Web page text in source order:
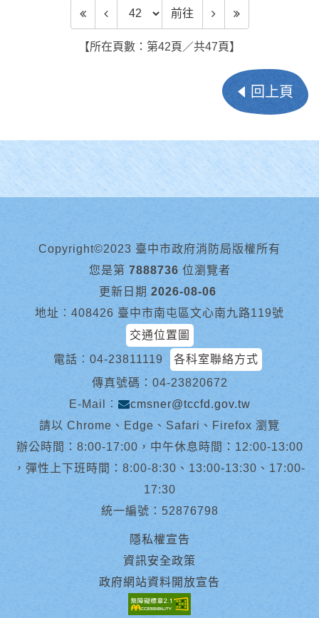
前往頁數 前往
【所在頁數：第42頁／共47頁】
回上頁
Copyright©2023 臺中市政府消防局版權所有
您是第 7888736 位瀏覽者
更新日期 2026-08-06
地址︰408426 臺中市南屯區文心南九路119號
交通位置圖
電話︰ 04-23811119
各科室聯絡方式
傳真號碼：04-23820672
E-Mail︰
cmsner@tccfd.gov.tw
請以 Chrome、Edge、Safari、Firefox 瀏覽
辦公時間：8:00-17:00，中午休息時間：12:00-13:00
，彈性上下班時間：8:00-8:30、13:00-13:30、17:00-
17:30
統一編號：52876798
隱私權宣告
資訊安全政策
政府網站資料開放宣告